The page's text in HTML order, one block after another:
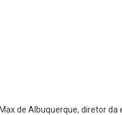
de Albuquerque, diretor